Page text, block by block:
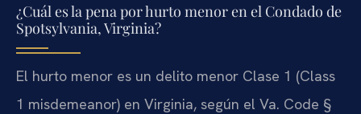
¿Cuál es la pena por hurto menor en el Condado de
Spotsylvania, Virginia?
El hurto menor es un delito menor Clase 1 (Class
1 misdemeanor) en Virginia, según el Va. Code §